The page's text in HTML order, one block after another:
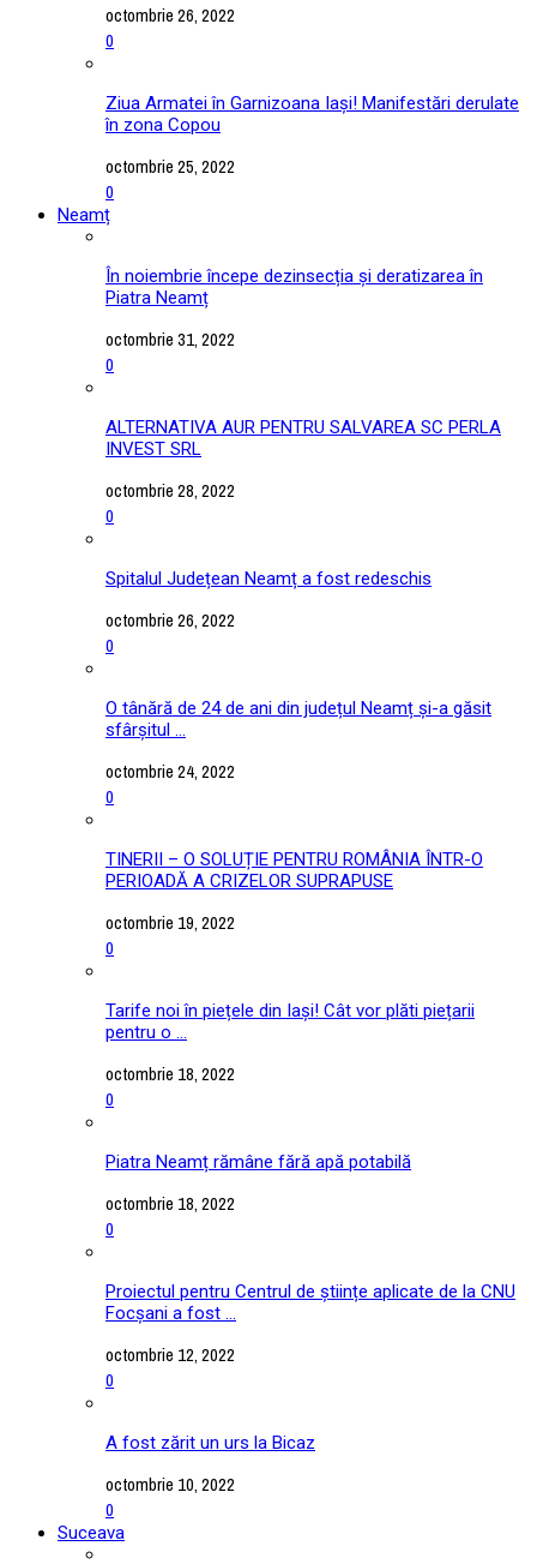
octombrie 26, 2022
0
Ziua Armatei în Garnizoana Iași! Manifestări derulate
în zona Copou
octombrie 25, 2022
0
Neamț
În noiembrie începe dezinsecția și deratizarea în
Piatra Neamț
octombrie 31, 2022
0
ALTERNATIVA AUR PENTRU SALVAREA SC PERLA
INVEST SRL
octombrie 28, 2022
0
Spitalul Județean Neamț a fost redeschis
octombrie 26, 2022
0
O tânără de 24 de ani din județul Neamț și-a găsit
sfârșitul ...
octombrie 24, 2022
0
TINERII – O SOLUȚIE PENTRU ROMÂNIA ÎNTR-O
PERIOADĂ A CRIZELOR SUPRAPUSE
octombrie 19, 2022
0
Tarife noi în piețele din Iași! Cât vor plăti piețarii
pentru o ...
octombrie 18, 2022
0
Piatra Neamț rămâne fără apă potabilă
octombrie 18, 2022
0
Proiectul pentru Centrul de științe aplicate de la CNU
Focșani a fost ...
octombrie 12, 2022
0
A fost zărit un urs la Bicaz
octombrie 10, 2022
0
Suceava